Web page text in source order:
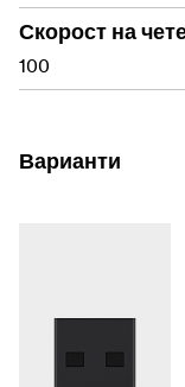
надеждност.
Скорост на
100
Варианти